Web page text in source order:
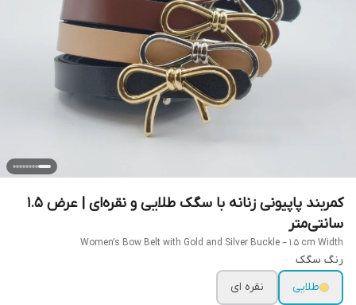
کمربند پاپیونی زنانه با سگک طلایی و نقره‌ای | عرض ۱.۵
سانتی‌متر
Women’s Bow Belt with Gold and Silver Buckle – 1.5 cm Width
رنگ سگک
طلایی
نقره ای